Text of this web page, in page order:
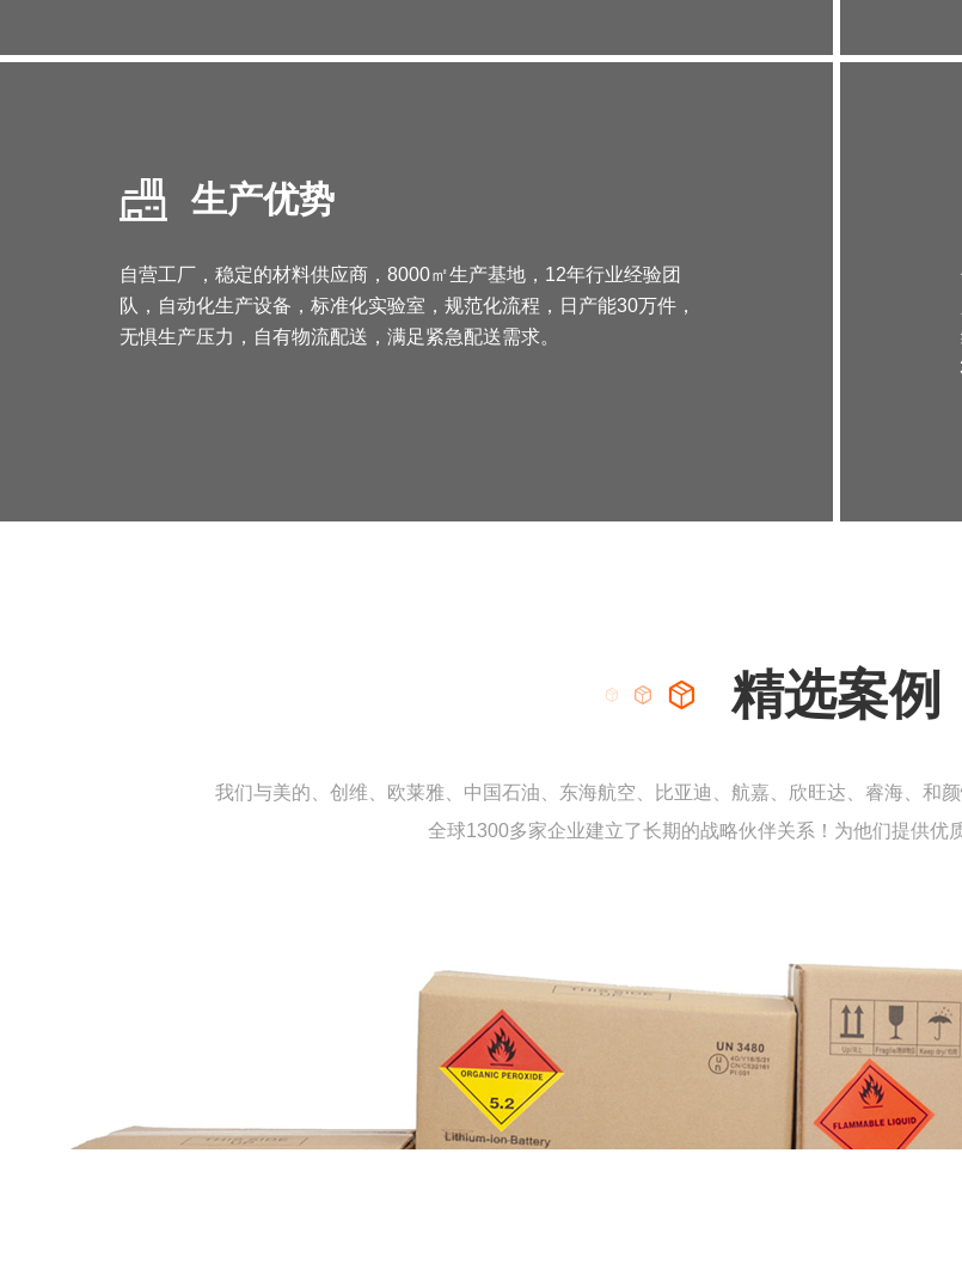
生产优势
自营工厂，稳定的材料供应商，8000㎡生产基地，12年行业经验团
队，自动化生产设备，标准化实验室，规范化流程，日产能30万件，
无惧生产压力，自有物流配送，满足紧急配送需求。
精选案例
我们与美的、创维、欧莱雅、中国石油、东海航空、比亚迪、航嘉、欣旺达、睿海、和
全球1300多家企业建立了长期的战略伙伴关系！为他们提供优